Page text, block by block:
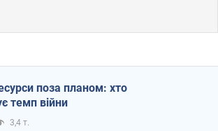
поза планом: хто
темп війни
3,4 т.